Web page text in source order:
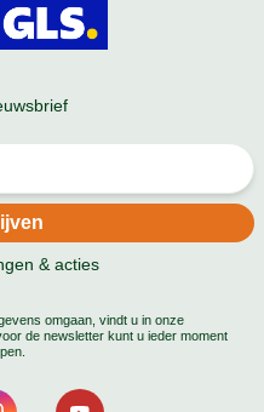
& acties
omgaan, vindt u in onze
de newsletter kunt u ieder moment